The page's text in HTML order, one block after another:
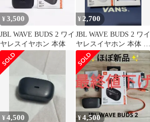
¥3,500
JBL WAVE BUDS 2 ワイ
ヤレスイヤホン 本体
¥ 2,700
JBL WAVE BUDS 2 ワイ
ヤレスイヤホン 本体 ホ
ワイト
¥4,500 ¥4,500